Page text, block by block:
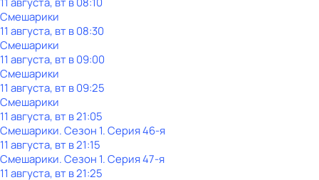
Смешарики
11 августа, вт в 08:30
Смешарики
11 августа, вт в 09:00
Смешарики
11 августа, вт в 09:25
Смешарики
11 августа, вт в 21:05
Смешарики. Сезон 1. Серия 46-я
11 августа, вт в 21:15
Смешарики. Сезон 1. Серия 47-я
11 августа, вт в 21:25